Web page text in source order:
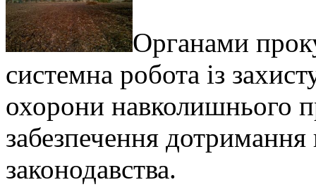
Органами
системна робота із
охорони навколишнього
забезпечення
законодавства.